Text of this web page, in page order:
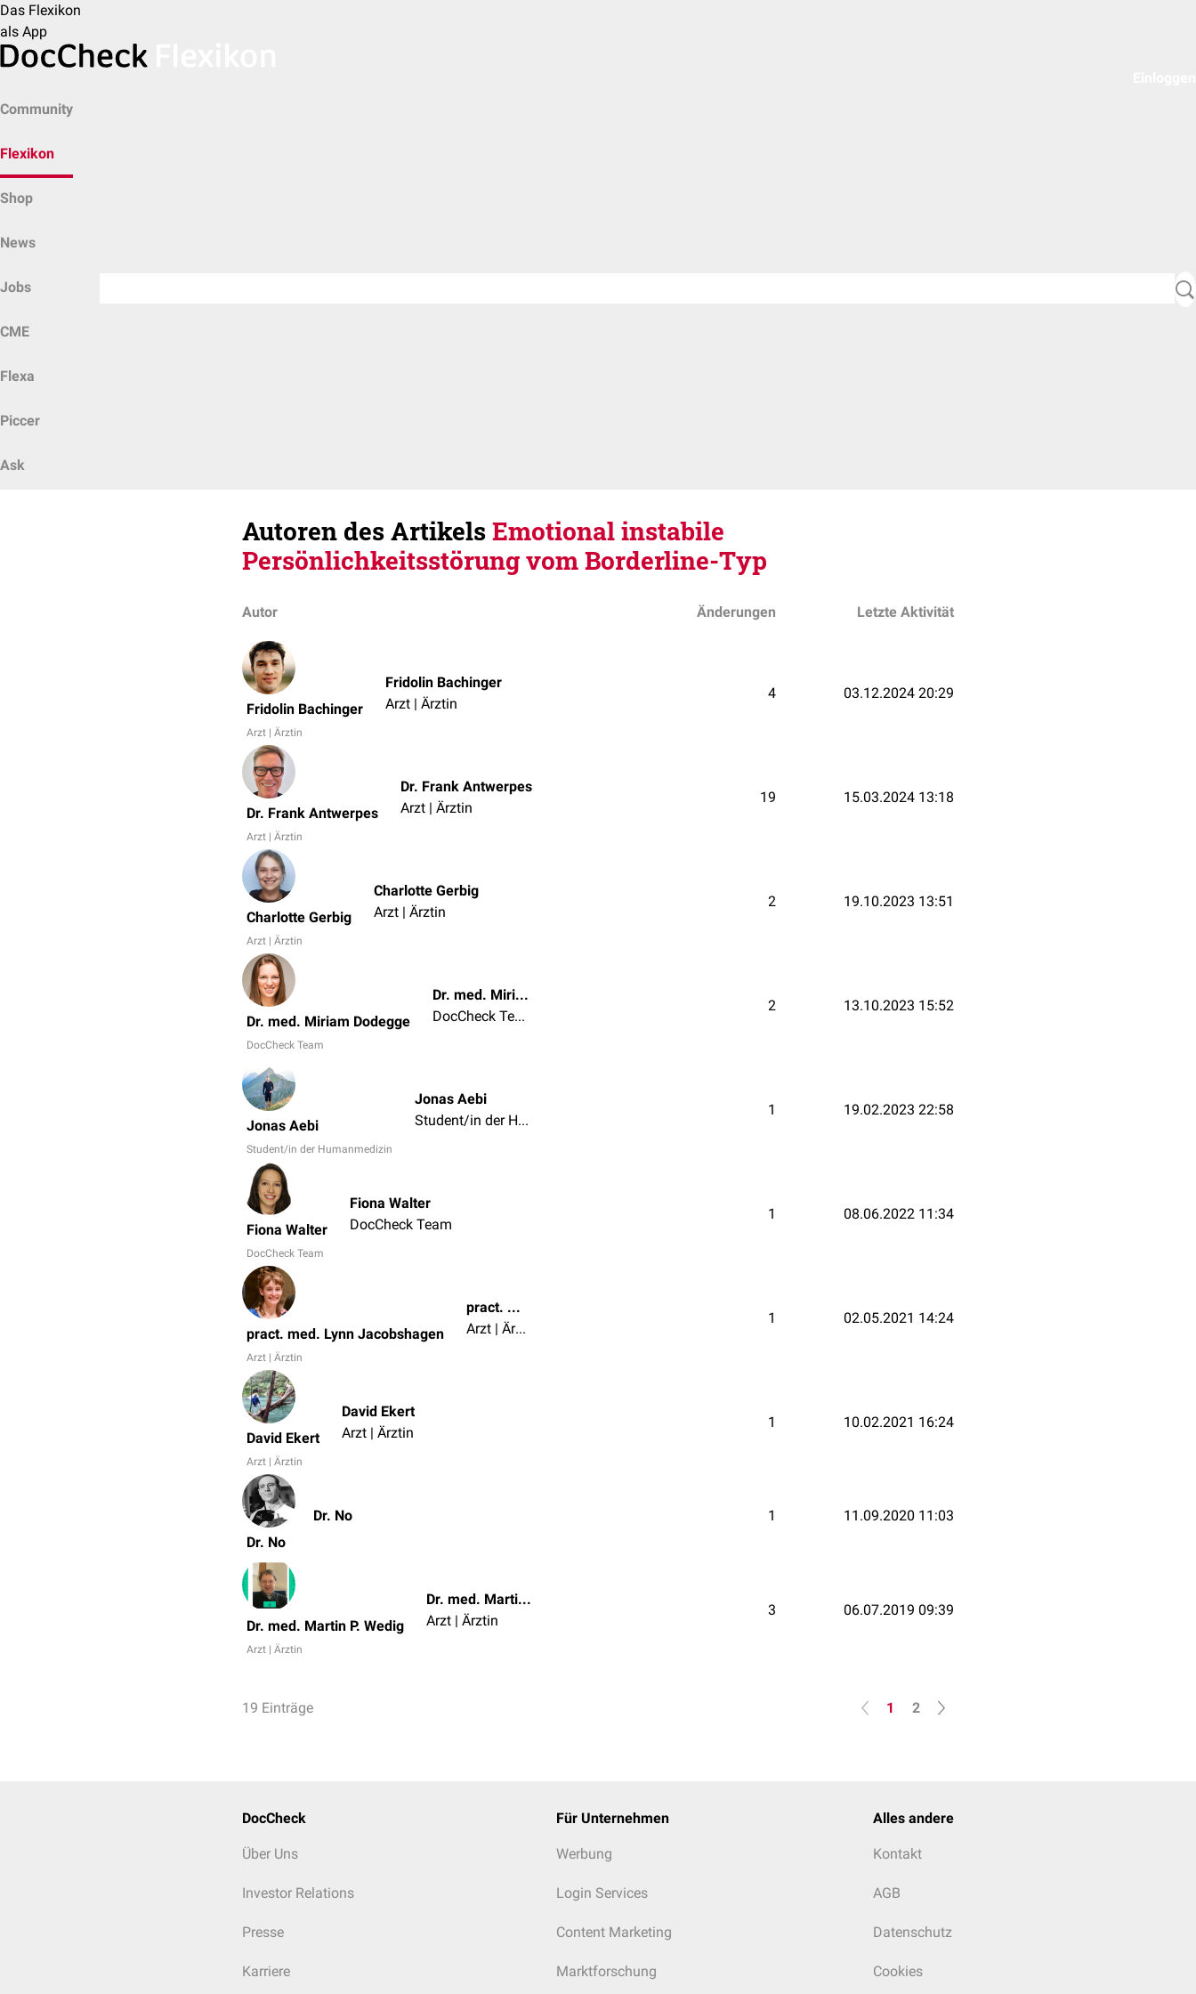
Das Flexikon
als App
Community
Flexikon
Shop
News
Jobs
CME
Flexa
Piccer
Ask
Autoren des ArtikelsEmotional instabile
Persönlichkeitsstörung vom Borderline-Typ
Autor Änderungen Letzte Aktivität
Fridolin Bachinger
Arzt | Ärztin
Fridolin Bachinger
Arzt | Ärztin
4 03.12.2024 20:29
Dr. Frank Antwerpes
Arzt | Ärztin
Dr. Frank Antwerpes
Arzt | Ärztin
19 15.03.2024 13:18
Charlotte Gerbig
Arzt | Ärztin
Charlotte Gerbig
Arzt | Ärztin
2 19.10.2023 13:51
Dr. med. Miriam Dodegge
DocCheck Team
Dr. med. Miriam Dodegge
DocCheck Team
2 13.10.2023 15:52
Jonas Aebi
Student/in der Humanmedizin
Jonas Aebi
Student/in der Humanmedizin
1 19.02.2023 22:58
Fiona Walter
DocCheck Team
Fiona Walter
DocCheck Team
1 08.06.2022 11:34
pract. med. Lynn Jacobshagen
Arzt | Ärztin
pract. med. Lynn Jacobshagen
Arzt | Ärztin
1 02.05.2021 14:24
David Ekert
Arzt | Ärztin
David Ekert
Arzt | Ärztin
1 10.02.2021 16:24
Dr. No
Dr. No 1 11.09.2020 11:03
Dr. med. Martin P. Wedig
Arzt | Ärztin
Dr. med. Martin P. Wedig
Arzt | Ärztin
3 06.07.2019 09:39
1 2
19 Einträge
DocCheck
Über Uns
Investor Relations
Presse
Karriere
Für Unternehmen
Werbung
Login Services
Content Marketing
Marktforschung
Alles andere
Kontakt
AGB
Datenschutz
Cookies